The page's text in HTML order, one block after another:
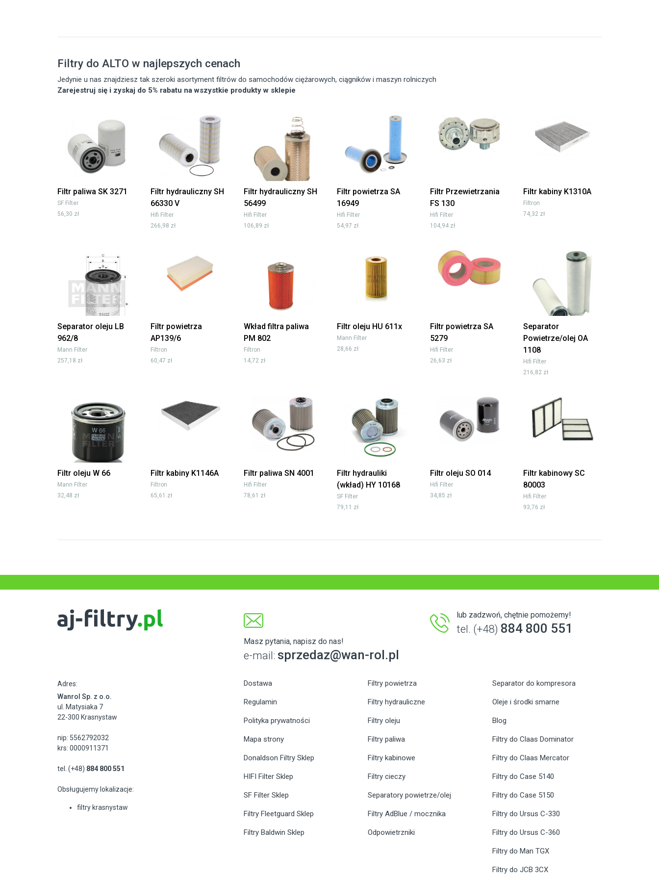
Filtry do ALTO w najlepszych cenach
Jedynie u nas znajdziesz tak szeroki asortyment filtrów do samochodów ciężarowych, ciągników i maszyn rolniczych
Zarejestruj się i zyskaj do 5% rabatu na wszystkie produkty w sklepie
Filtr paliwa SK 3271
SF Filter
56,30 zł
Filtr hydrauliczny SH
66330 V
Hifi Filter
266,98 zł
Filtr hydrauliczny SH
56499
Hifi Filter
106,89 zł
Filtr powietrza SA
16949
Hifi Filter
54,97 zł
Filtr Przewietrzania
FS 130
Hifi Filter
104,94 zł
Filtr kabiny K1310A
Filtron
74,32 zł
Separator oleju LB
962/8
Mann Filter
257,18 zł
Filtr powietrza
AP139/6
Filtron
60,47 zł
Wkład filtra paliwa
PM 802
Filtron
14,72 zł
Filtr oleju HU 611x
Mann Filter
28,66 zł
Filtr powietrza SA
5279
Hifi Filter
26,63 zł
Separator
Powietrze/olej OA
1108
Hifi Filter
216,82 zł
Filtr oleju W 66
Mann Filter
32,48 zł
Filtr kabiny K1146A
Filtron
65,61 zł
Filtr paliwa SN 4001
Hifi Filter
78,61 zł
Filtr hydrauliki
(wkład) HY 10168
SF Filter
79,11 zł
Filtr oleju SO 014
Hifi Filter
34,85 zł
Filtr kabinowy SC
80003
Hifi Filter
93,76 zł
Masz pytania, napisz do nas!
e-mail: sprzedaz@wan-rol.pl
lub zadzwoń, chętnie pomożemy!
tel. (+48) 884 800 551
Adres:
Wanrol Sp. z o.o.
ul. Matysiaka 7
22-300 Krasnystaw
nip: 5562792032
krs: 0000911371
tel. (+48) 884 800 551
Obsługujemy lokalizacje:
filtry krasnystaw
Dostawa
Regulamin
Polityka prywatności
Mapa strony
Donaldson Filtry Sklep
HIFI Filter Sklep
SF Filter Sklep
Filtry Fleetguard Sklep
Filtry Baldwin Sklep
Filtry powietrza
Filtry hydrauliczne
Filtry oleju
Filtry paliwa
Filtry kabinowe
Filtry cieczy
Separatory powietrze/olej
Filtry AdBlue / mocznika
Odpowietrzniki
Separator do kompresora
Oleje i środki smarne
Blog
Filtry do Claas Dominator
Filtry do Claas Mercator
Filtry do Case 5140
Filtry do Case 5150
Filtry do Ursus C-330
Filtry do Ursus C-360
Filtry do Man TGX
Filtry do JCB 3CX